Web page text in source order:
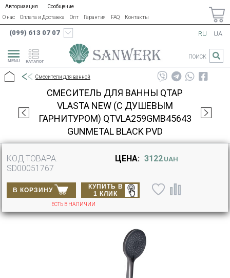
Авторизация
Сообщение
О нас
Оплата и Доставка Опт Гарантия FAQ Контакты
(099) 613 07 07
КАТАЛОГ
RU UA
ПОИСК
Смесители для ванной
СМЕСИТЕЛЬ ДЛЯ ВАННЫ QTAP
VLASTA NEW (C ДУШЕВЫМ
ГАРНИТУРОМ) QTVLA259GMB45643
GUNMETAL BLACK PVD
КОД ТОВАРА:
SD00051767
ЦЕНА: 3122 UAH
В КОРЗИНУ
КУПИТЬ В
1 КЛИК
ЕСТЬ В НАЛИЧИИ